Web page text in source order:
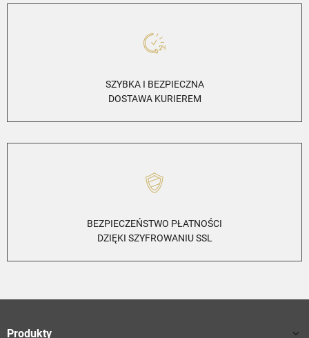
SZYBKA I BEZPIECZNA
DOSTAWA KURIEREM
BEZPIECZEŃSTWO PŁATNOŚCI
DZIĘKI SZYFROWANIU SSL
Produkty 